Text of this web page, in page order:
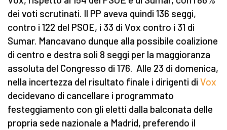
dei voti scrutinati. Il PP aveva quindi 136 seggi,
contro i 122 del PSOE, i 33 di Vox contro i 31 di
Sumar. Mancavano dunque alla possibile coalizione
di centro e destra soli 8 seggi per la maggioranza
assoluta del Congresso di 176. Alle 23 di domenica,
nella incertezza del risultato finale i dirigenti di Vox
decidevano di cancellare i programmato
festeggiamento con gli eletti dalla balconata delle
propria sede nazionale a Madrid, preferendo il